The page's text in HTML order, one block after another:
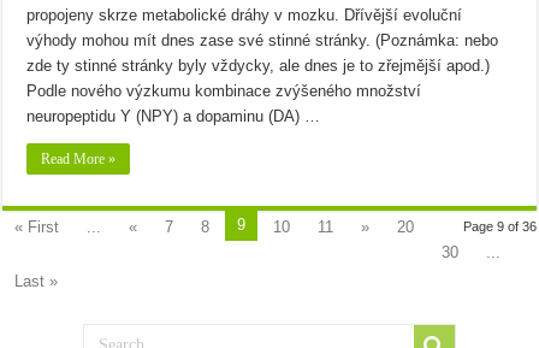
propojeny skrze metabolické dráhy v mozku. Dřívější evoluční
výhody mohou mít dnes zase své stinné stránky. (Poznámka: nebo
zde ty stinné stránky byly vždycky, ale dnes je to zřejmější apod.)
Podle nového výzkumu kombinace zvýšeného množství
neuropeptidu Y (NPY) a dopaminu (DA) …
Read More »
Page 9 of 36
« First « 7 8 9 10 11 »
20
30
Last »